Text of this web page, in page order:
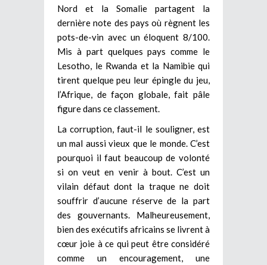
Nord et la Somalie partagent la
dernière note des pays où règnent les
pots-de-vin avec un éloquent 8/100.
Mis à part quelques pays comme le
Lesotho, le Rwanda et la Namibie qui
tirent quelque peu leur épingle du jeu,
l’Afrique, de façon globale, fait pâle
figure dans ce classement.
La corruption, faut-il le souligner, est
un mal aussi vieux que le monde. C’est
pourquoi il faut beaucoup de volonté
si on veut en venir à bout. C’est un
vilain défaut dont la traque ne doit
souffrir d’aucune réserve de la part
des gouvernants. Malheureusement,
bien des exécutifs africains se livrent à
cœur joie à ce qui peut être considéré
comme un encouragement, une